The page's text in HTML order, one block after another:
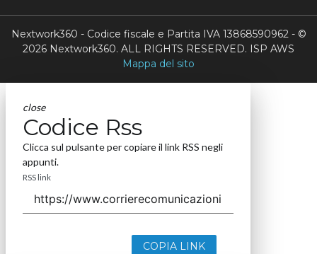
Nextwork360 - Codice fiscale e Partita IVA 13868590962 - ©
2026 Nextwork360. ALL RIGHTS RESERVED. ISP AWS
Mappa del sito
close
Codice Rss
Clicca sul pulsante per copiare il link RSS negli
appunti.
RSS link
COPIA LINK